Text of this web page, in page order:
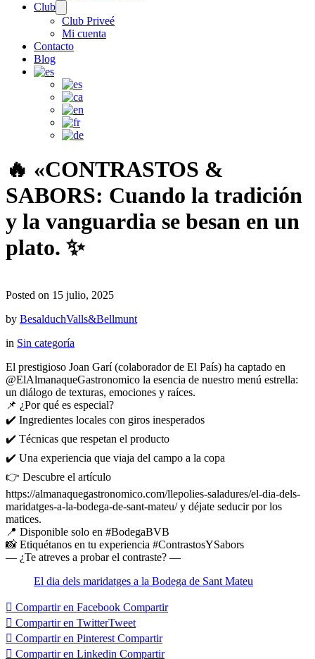
Club
menu
Club Priveé
Mi cuenta
Contacto
Blog
🔥 «CONTRASTOS &
SABORS: Cuando la tradición
y la vanguardia se besan en un
plato. ✨
Posted on 15 julio, 2025
by BesalduchValls&Bellmunt
in Sin categoría
El prestigioso Joan Garí (colaborador de El País) ha captado en
@ElAlmanaqueGastronomico la esencia de nuestro menú estrella:
un diálogo de texturas, emociones y raíces.
📌 ¿Por qué es especial?
✔️ Ingredientes locales con giros inesperados
✔️ Técnicas que respetan el producto
✔️ Una experiencia que viaja del campo a la copa
👉 Descubre el artículo
https://almanaquegastronomico.com/llepolies-saladures/el-dia-dels-
maridatges-a-la-bodega-de-sant-mateu/ y déjate seducir por los
matices.
📍 Disponible solo en #BodegaBVB
📸 Etiquétanos en tu experiencia #ContrastosYSabors
— ¿Te atreves a probar el contraste? —
El dia dels maridatges a la Bodega de Sant Mateu
Compartir en Facebook Compartir
Compartir en TwitterTweet
Compartir en Pinterest Compartir
Compartir en Linkedin Compartir